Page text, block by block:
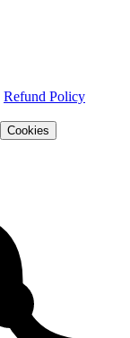
Refund Policy
Cookies